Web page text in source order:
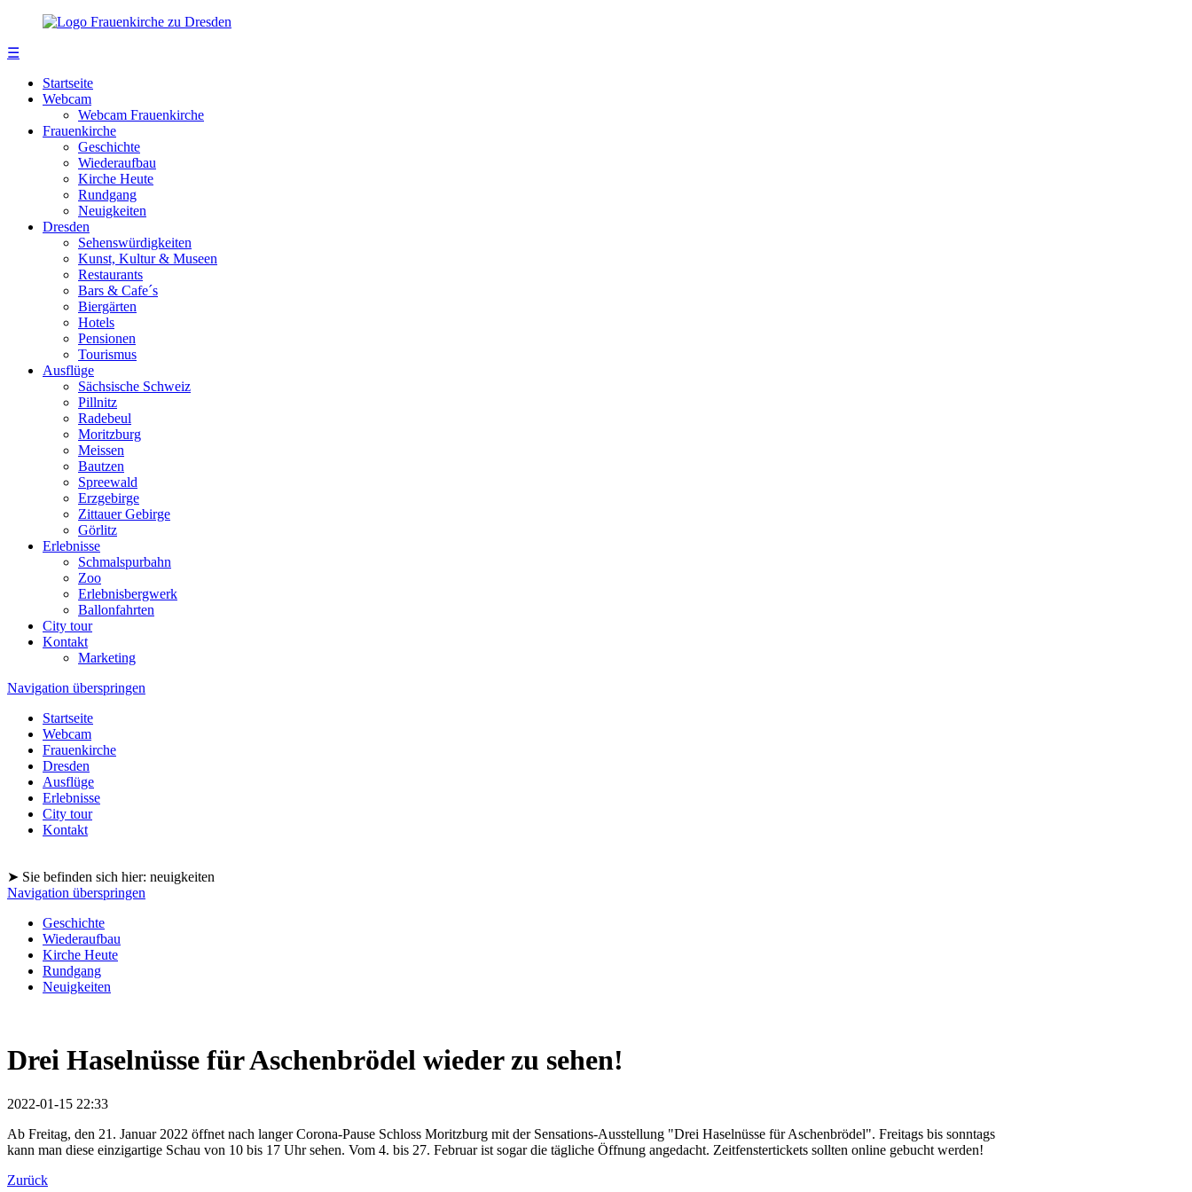
☰
Startseite
Webcam
Webcam Frauenkirche
Frauenkirche
Geschichte
Wiederaufbau
Kirche Heute
Rundgang
Neuigkeiten
Dresden
Sehenswürdigkeiten
Kunst, Kultur & Museen
Restaurants
Bars & Cafe´s
Biergärten
Hotels
Pensionen
Tourismus
Ausflüge
Sächsische Schweiz
Pillnitz
Radebeul
Moritzburg
Meissen
Bautzen
Spreewald
Erzgebirge
Zittauer Gebirge
Görlitz
Erlebnisse
Schmalspurbahn
Zoo
Erlebnisbergwerk
Ballonfahrten
City tour
Kontakt
Marketing
Navigation überspringen
Startseite
Webcam
Frauenkirche
Dresden
Ausflüge
Erlebnisse
City tour
Kontakt
➤ Sie befinden sich hier: neuigkeiten
Navigation überspringen
Geschichte
Wiederaufbau
Kirche Heute
Rundgang
Neuigkeiten
Drei Haselnüsse für Aschenbrödel wieder zu sehen!
2022-01-15 22:33
Ab Freitag, den 21. Januar 2022 öffnet nach langer Corona-Pause Schloss Moritzburg mit der Sensations-Ausstellung "Drei Haselnüsse für Aschenbrödel". Freitags bis sonntags
kann man diese einzigartige Schau von 10 bis 17 Uhr sehen. Vom 4. bis 27. Februar ist sogar die tägliche Öffnung angedacht. Zeitfenstertickets sollten online gebucht werden!
Zurück